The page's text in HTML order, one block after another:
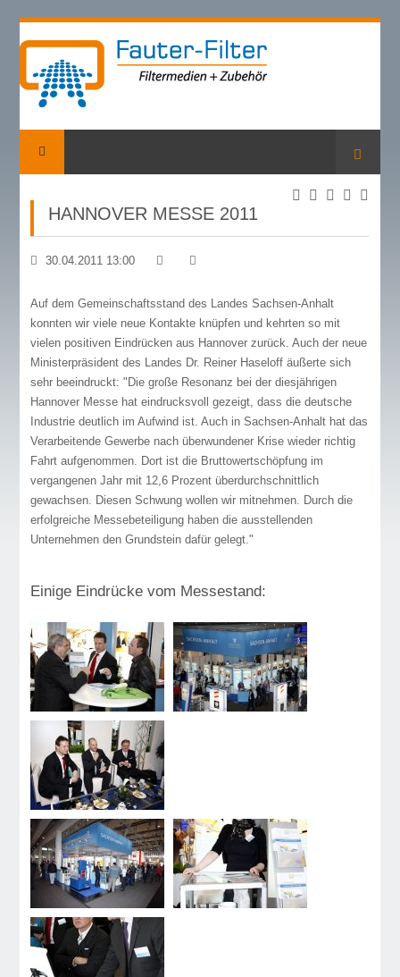
Suche
HANNOVER MESSE 2011
30.04.2011 13:00
Auf dem Gemeinschaftsstand des Landes Sachsen-Anhalt
konnten wir viele neue Kontakte knüpfen und kehrten so mit
vielen positiven Eindrücken aus Hannover zurück. Auch der neue
Ministerpräsident des Landes Dr. Reiner Haseloff äußerte sich
sehr beeindruckt: "Die große Resonanz bei der diesjährigen
Hannover Messe hat eindrucksvoll gezeigt, dass die deutsche
Industrie deutlich im Aufwind ist. Auch in Sachsen-Anhalt hat das
Verarbeitende Gewerbe nach überwundener Krise wieder richtig
Fahrt aufgenommen. Dort ist die Bruttowertschöpfung im
vergangenen Jahr mit 12,6 Prozent überdurchschnittlich
gewachsen. Diesen Schwung wollen wir mitnehmen. Durch die
erfolgreiche Messebeteiligung haben die ausstellenden
Unternehmen den Grundstein dafür gelegt."
Einige Eindrücke vom Messestand: